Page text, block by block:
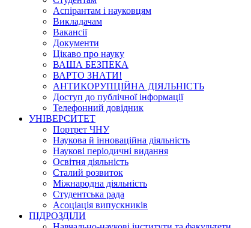
Аспірантам і науковцям
Викладачам
Вакансії
Документи
Цікаво про науку
ВАША БЕЗПЕКА
ВАРТО ЗНАТИ!
АНТИКОРУПЦІЙНА ДІЯЛЬНІСТЬ
Доступ до публічної інформації
Телефонний довідник
УНІВЕРСИТЕТ
Портрет ЧНУ
Наукова й інноваційна діяльність
Наукові періодичні видання
Освітня діяльність
Сталий розвиток
Міжнародна діяльність
Студентська рада
Асоціація випускників
ПІДРОЗДІЛИ